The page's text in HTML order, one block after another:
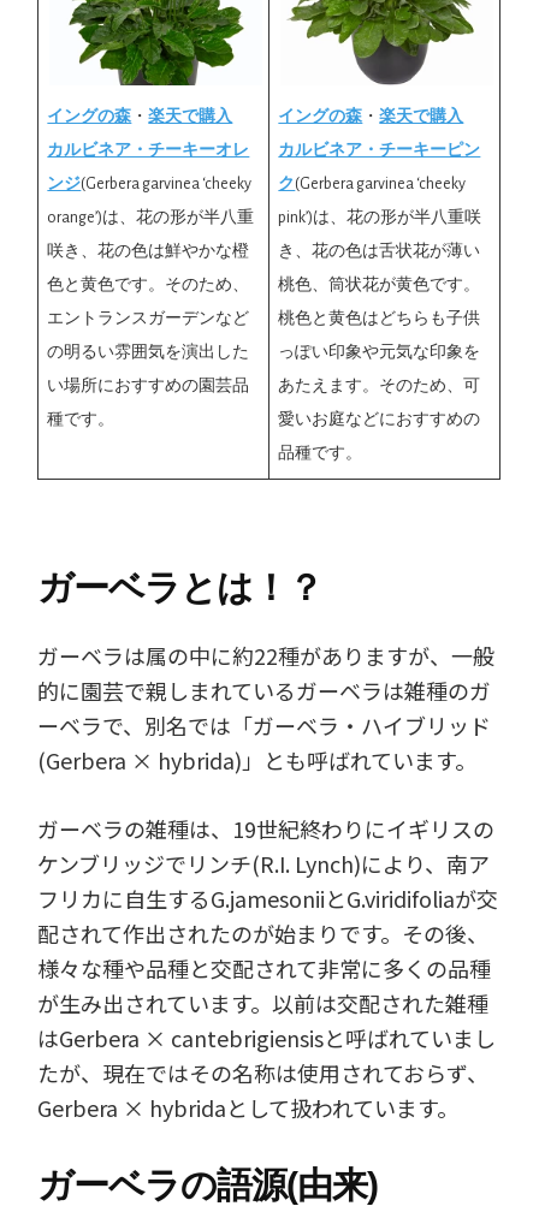
イングの森 ・楽天で購入
カルビネア・チーキーオレ
ンジ(Gerbera garvinea ‘cheeky
orange’)は、花の形が半八重
咲き、花の色は鮮やかな橙
色と黄色です。そのため、
エントランスガーデンなど
の明るい雰囲気を演出した
い場所におすすめの園芸品
種です。
イングの森 ・楽天で購入
カルビネア・チーキーピン
ク (Gerbera garvinea ‘cheeky
pink’)は、花の形が半八重咲
き、花の色は舌状花が薄い
桃色、筒状花が黄色です。
桃色と黄色はどちらも子供
っぽい印象や元気な印象を
あたえます。そのため、可
愛いお庭などにおすすめの
品種です。
ガーベラとは！？
ガーベラは属の中に約22種がありますが、一般
的に園芸で親しまれているガーベラは雑種のガ
ーベラで、別名では「ガーベラ・ハイブリッド
(Gerbera × hybrida)」とも呼ばれています。
ガーベラの雑種は、19世紀終わりにイギリスの
ケンブリッジでリンチ(R.I. Lynch)により、南ア
フリカに自生するG.jamesoniiとG.viridifoliaが交
配されて作出されたのが始まりです。その後、
様々な種や品種と交配されて非常に多くの品種
が生み出されています。以前は交配された雑種
はGerbera × cantebrigiensisと呼ばれていまし
たが、現在ではその名称は使用されておらず、
Gerbera × hybridaとして扱われています。
ガーベラの語源(由来)